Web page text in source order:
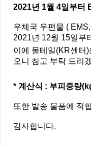
2021년 1월 4일부터
우체국 우편물 (
2021년 12월 15일부
이에 몰테일(KR센터
오니 참고 부탁 드리
* 계산식 : 부피중량
또한 발송 물품에 적
감사합니다.